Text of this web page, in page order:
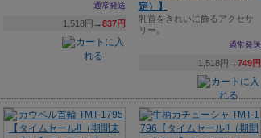
通常発送
1,518円→837円
定）】
乳首をきれいに飾るアクセサ
リー。
通常発送
1,518円→749円